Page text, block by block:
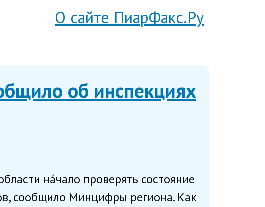
О сайте ПиарФакс.Ру
об инспекциях
на́чало проверять состояние
сообщило Минцифры региона. Как